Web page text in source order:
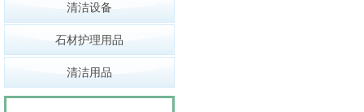
清洁设备
石材护理用品
清洁用品